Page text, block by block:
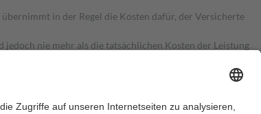
in der Regel die Kosten dafür, der Versicherte
jedoch nie mehr als die tatsächlichen Kosten der Leistung
an bei: